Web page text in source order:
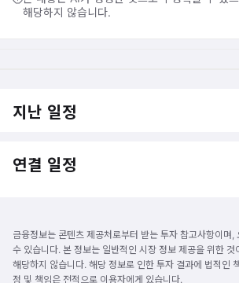
해당하지 않습니다.
지난 일정
연결 일정
금융정보는 콘텐츠 제공처로부터 받는 투자 참고사항이며,
수 있습니다. 본 정보는 일반적인 시장 정보 제공을 위한 것
해당하지 않습니다. 해당 정보로 인한 투자 결과에 법적인
정 및 책임은 전적으로 이용자에게 있습니다.